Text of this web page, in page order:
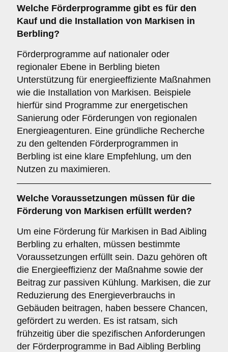
Welche Förderprogramme gibt es für den
Kauf und die Installation von Markisen in
Berbling?
Förderprogramme auf nationaler oder
regionaler Ebene in Berbling bieten
Unterstützung für energieeffiziente Maßnahmen
wie die Installation von Markisen. Beispiele
hierfür sind Programme zur energetischen
Sanierung oder Förderungen von regionalen
Energieagenturen. Eine gründliche Recherche
zu den geltenden Förderprogrammen in
Berbling ist eine klare Empfehlung, um den
Nutzen zu maximieren.
Welche Voraussetzungen müssen für die
Förderung von Markisen erfüllt werden?
Um eine Förderung für Markisen in Bad Aibling
Berbling zu erhalten, müssen bestimmte
Voraussetzungen erfüllt sein. Dazu gehören oft
die Energieeffizienz der Maßnahme sowie der
Beitrag zur passiven Kühlung. Markisen, die zur
Reduzierung des Energieverbrauchs in
Gebäuden beitragen, haben bessere Chancen,
gefördert zu werden. Es ist ratsam, sich
frühzeitig über die spezifischen Anforderungen
der Förderprogramme in Bad Aibling Berbling